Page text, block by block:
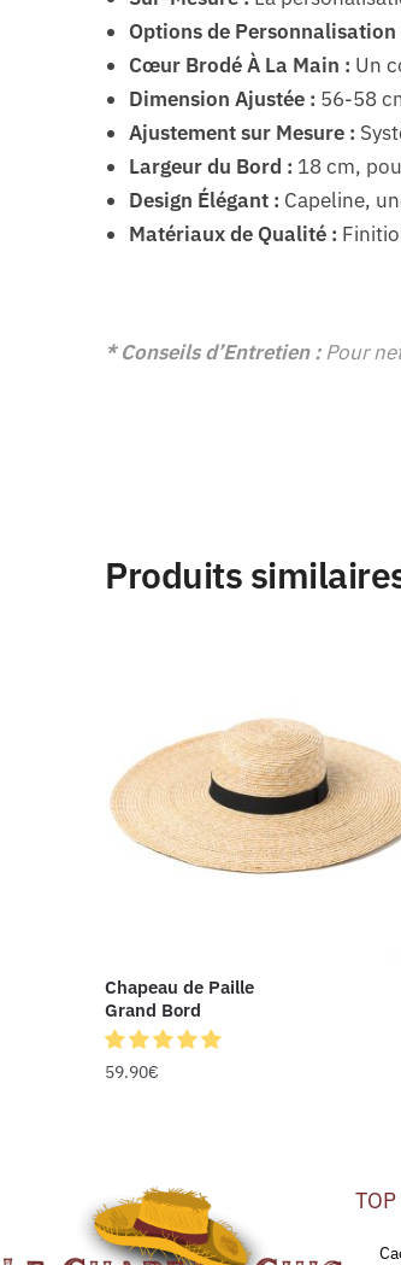
Options de Personnalisation
Cœur Brodé À La Main : Un
Dimension Ajustée : 56-58
Ajustement sur Mesure :
Largeur du Bord : 18 cm,
Design Élégant : Capeline,
Matériaux de Qualité :
* Conseils d’Entretien :Pour
Produits
Chapeau de Paille
Grand Bord
59.90€